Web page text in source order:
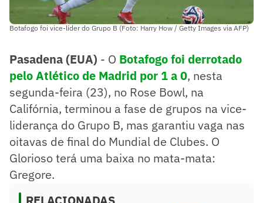
Botafogo foi vice-líder do Grupo B (Foto: Harry How / Getty Images via AFP)
Pasadena (EUA) - O Botafogofoi derrotado
pelo Atlético de Madrid por 1 a 0, nesta
segunda-feira (23), no Rose Bowl, na
Califórnia, terminou a fase de grupos na vice-
liderança do Grupo B, mas garantiu vaga nas
oitavas de final do Mundial de Clubes. O
Glorioso terá uma baixa no mata-mata:
Gregore.